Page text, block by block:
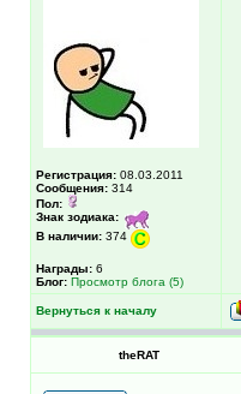
Регистрация: 08.03.2011
Сообщения: 314
Пол:
Знак зодиака:
В наличии: 374
Награды: 6
Блог: Просмотр блога (5)
Вернуться к началу
theRAT